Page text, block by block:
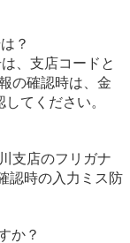
？
、支店コードと
の確認時は、金
てください。
支店のフリガナ
認時の入力ミス防
か？